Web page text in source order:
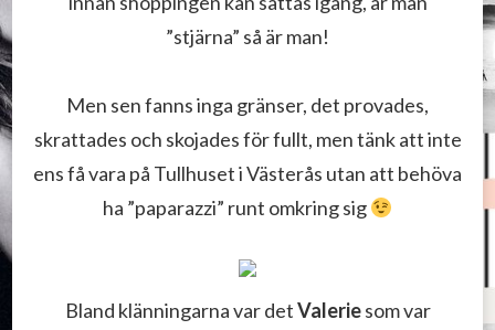
”stjärna” så är man!
Men sen fanns inga gränser, det provades,
skrattades och skojades för fullt, men tänk att inte
ens få vara på Tullhuset i Västerås utan att behöva
ha ”paparazzi” runt omkring sig
Bland klänningarna var detValeriesom var